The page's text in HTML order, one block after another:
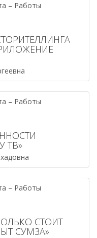
– Работы
– Работы
ТВ»
– Работы
СТОИТ
СУМЗА»